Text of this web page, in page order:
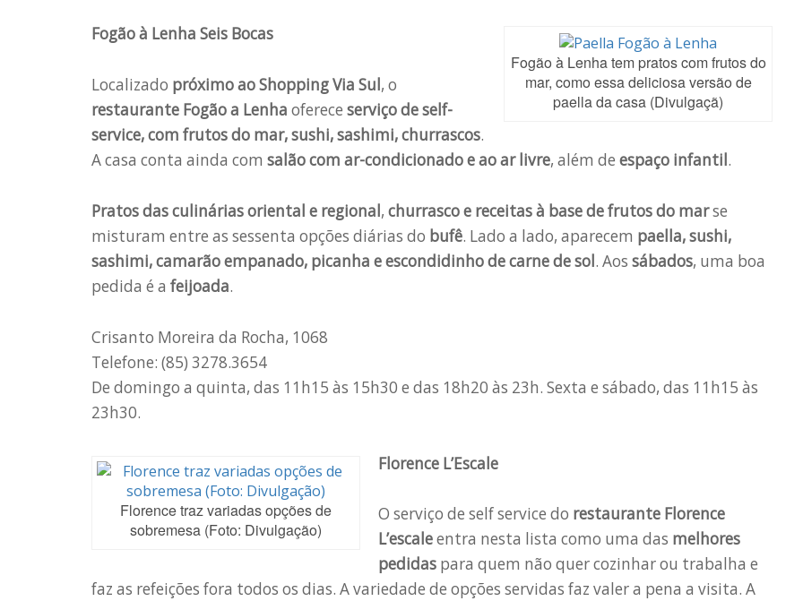
Fogão à Lenha tem pratos com frutos do
mar, como essa deliciosa versão de
paella da casa (Divulgaçã)
Fogão à Lenha Seis Bocas
Localizado próximo ao Shopping Via Sul, o
restaurante Fogão a Lenha oferece serviço de self-
service, com frutos do mar, sushi, sashimi, churrascos.
A casa conta ainda com salão com ar-condicionado e ao ar livre, além de espaço infantil.
Pratos das culinárias oriental e regional, churrasco e receitas à base de frutos do marse
misturam entre as sessenta opções diárias do bufê. Lado a lado, aparecem paella, sushi,
sashimi, camarão empanado, picanha e escondidinho de carne de sol. Aos sábados, uma boa
pedida é a feijoada.
Crisanto Moreira da Rocha, 1068
Telefone: (85) 3278.3654
De domingo a quinta, das 11h15 às 15h30 e das 18h20 às 23h. Sexta e sábado, das 11h15 às
23h30.
Florence traz variadas opções de
sobremesa (Foto: Divulgação)
Florence L’Escale
O serviço de self service do restaurante Florence
L’escaleentra nesta lista como uma das melhores
pedidas para quem não quer cozinhar ou trabalha e
faz as refeições fora todos os dias. A variedade de opções servidas faz valer a pena a visita. A